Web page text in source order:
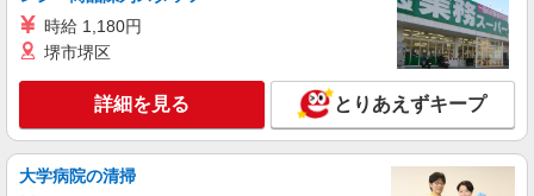
アルバイト パート
ピザハット 竜美ヶ丘店
未経験OK！ピザハットピザメイクスタッフ
（インストア）
時給1,170円以上 平日 時給1,170円以上 土日・
祝日 時給1,170円以上 高校生 時給1,170円以上
愛知県岡崎市竜美南1丁目1-33
時給 1,180円
堺市堺区
詳細を見る とりあえずキープ
大学病院の清掃